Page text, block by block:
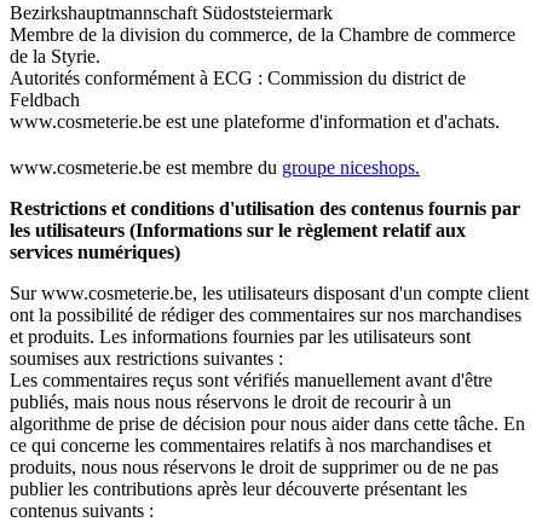
Bezirkshauptmannschaft Südoststeiermark
Membre de la division du commerce, de la Chambre de commerce
de la Styrie.
Autorités conformément à ECG : Commission du district de
Feldbach
www.cosmeterie.be est une plateforme d'information et d'achats.
www.cosmeterie.be est membre du groupe niceshops.
Restrictions et conditions d'utilisation des contenus fournis par
les utilisateurs (Informations sur le règlement relatif aux
services numériques)
Sur www.cosmeterie.be, les utilisateurs disposant d'un compte client
ont la possibilité de rédiger des commentaires sur nos marchandises
et produits. Les informations fournies par les utilisateurs sont
soumises aux restrictions suivantes :
Les commentaires reçus sont vérifiés manuellement avant d'être
publiés, mais nous nous réservons le droit de recourir à un
algorithme de prise de décision pour nous aider dans cette tâche. En
ce qui concerne les commentaires relatifs à nos marchandises et
produits, nous nous réservons le droit de supprimer ou de ne pas
publier les contributions après leur découverte présentant les
contenus suivants :